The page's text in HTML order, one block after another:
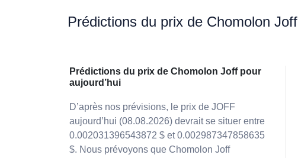
Prédictions du prix de Chomolon
Prédictions du prix de Chomolon Joff pour
aujourd’hui
D’après nos prévisions, le prix de JOFF
aujourd’hui (08.08.2026) devrait se situer entre
0.002031396543872 $ et 0.002987347858635
$. Nous prévoyons que Chomolon Joff